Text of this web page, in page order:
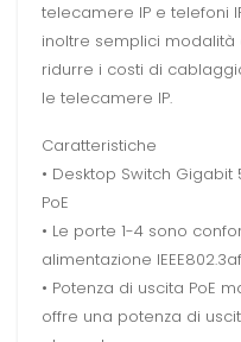
telecamere IP e telefoni
inoltre semplici modalità
ridurre i costi di
le telecamere IP.
Caratteristiche
• Desktop Switch
PoE
• Le porte 1-4 sono
alimentazione
• Potenza di uscita PoE
offre una potenza di